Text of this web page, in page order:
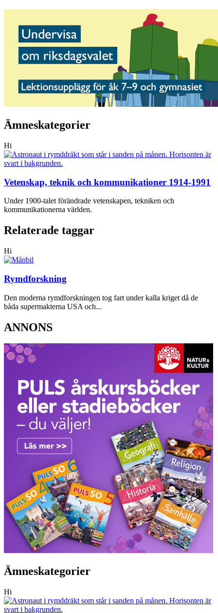
Ämneskategorier
Hi
Vetenskap, teknik och kommunikationer 1914-1991
Under 1900-talet förändrade vetenskapen, tekniken och
kommunikationerna världen.
Relaterade taggar
Hi
Rymdforskning
Den moderna rymdforskningen tog fart under kalla kriget då de
båda supermakterna USA och...
ANNONS
Ämneskategorier
Hi